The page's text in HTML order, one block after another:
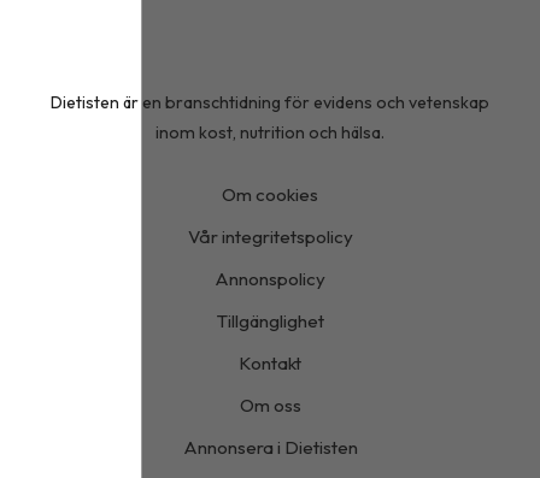
Dietisten är en branschtidning för evidens och vetenskap
inom kost, nutrition och hälsa.
Om cookies
Vår integritetspolicy
Annonspolicy
Tillgänglighet
Kontakt
Om oss
Annonsera i Dietisten